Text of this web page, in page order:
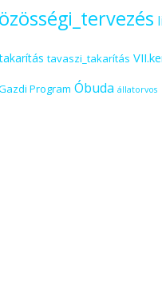
takarítás tavaszi_takarítás
Program Óbuda állatorvos